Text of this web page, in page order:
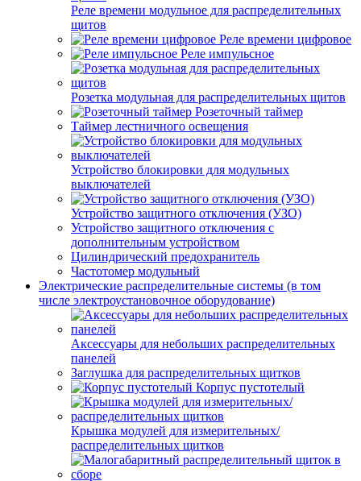
Реле времени модульное для распределительных
щитов
Реле времени цифровое
Реле импульсное
Розетка модульная для распределительных щитов
Розеточный таймер
Таймер лестничного освещения
Устройство блокировки для модульных
выключателей
Устройство защитного отключения (УЗО)
Устройство защитного отключения с
дополнительным устройством
Цилиндрический предохранитель
Частотомер модульный
Электрические распределительные системы (в том
числе электроустановочное оборудование)
Аксессуары для небольших распределительных
панелей
Заглушка для распределительных щитков
Корпус пустотелый
Крышка модулей для измерительных/
распределительных щитков